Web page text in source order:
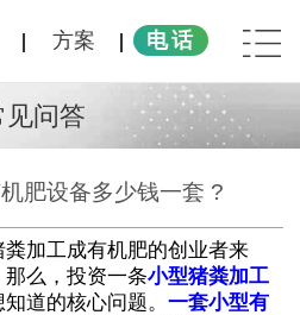
方案 电话
见问答
肥设备多少钱一套 ?
加工成有机肥的创业者来
么，投资一条小型猪粪加工
道的核心问题。 一套小型有